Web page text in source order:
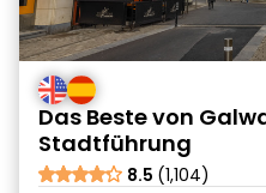
Das Beste von
Stadtführung
8.5 (1,104)